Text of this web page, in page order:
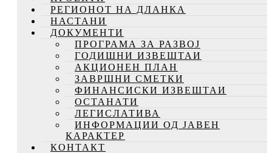
РЕГИОНОТ НА ДЛАНКА
НАСТАНИ
ДОКУМЕНТИ
ПРОГРАМА ЗА РАЗВОЈ
ГОДИШНИ ИЗВЕШТАИ
АКЦИОНЕН ПЛАН
ЗАВРШНИ СМЕТКИ
ФИНАНСИСКИ ИЗВЕШТАИ
ОСТАНАТИ
ЛЕГИСЛАТИВА
ИНФОРМАЦИИ ОД ЈАВЕН
КАРАКТЕР
КОНТАКТ